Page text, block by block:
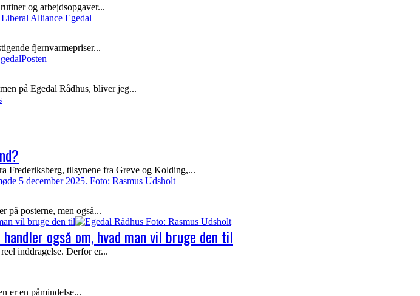
og arbejdsopgaver...
fjernvarmepriser...
på Egedal Rådhus, bliver jeg...
tilsynene fra Greve og Kolding,...
posterne, men også...
vil bruge den til
også om, hvad man vil bruge den til
inddragelse. Derfor er...
er en påmindelse...